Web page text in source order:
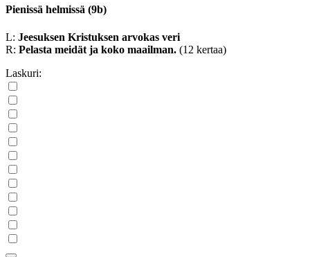
Pienissä helmissä (9b)
L: Jeesuksen Kristuksen arvokas veri
R: Pelasta meidät ja koko maailman. (12 kertaa)
Laskuri: